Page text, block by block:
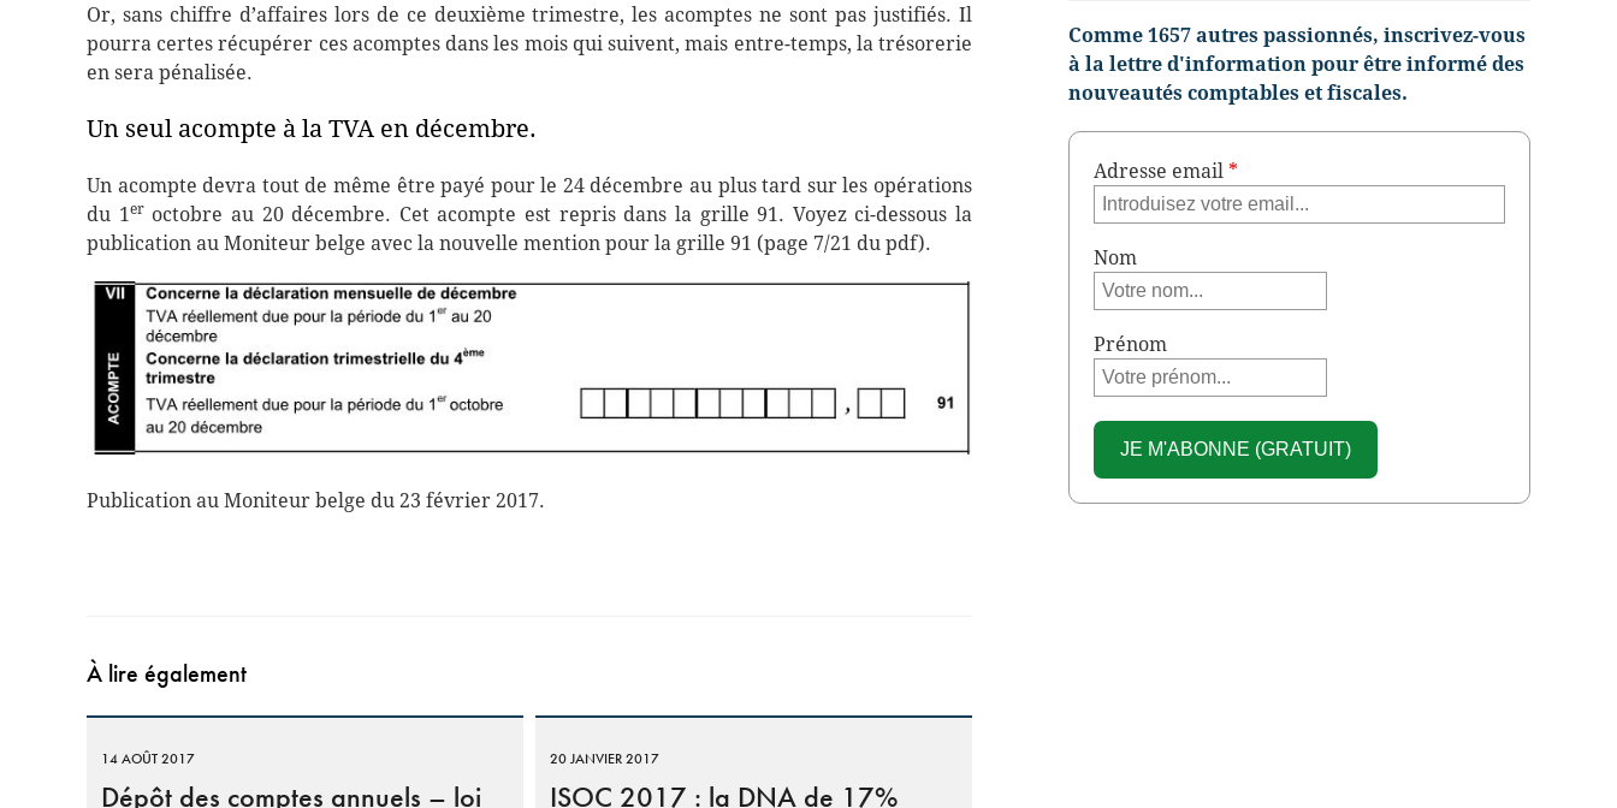
Or, sans chiffre d’affaires lors de ce deuxième trimestre, les acomptes ne sont pas justifiés. Il
pourra certes récupérer ces acomptes dans les mois qui suivent, mais entre-temps, la trésorerie
en sera pénalisée.
Un seul acompte à la TVA en décembre.
Un acompte devra tout de même être payé pour le 24 décembre au plus tard sur les opérations
du 1eroctobre au 20 décembre. Cet acompte est repris dans la grille 91. Voyez ci-dessous la
publication au Moniteur belge avec la nouvelle mention pour la grille 91 (page 7/21 du pdf).
Publication au Moniteur belge du 23 février 2017.
À lire également
14 AOÛT 2017
Dépôt des comptes annuels – loi
20 JANVIER 2017
ISOC 2017 : la DNA de 17%
Comme 1657 autres passionnés, inscrivez-vous
à la lettre d'information pour être informé des
nouveautés comptables et fiscales.
Adresse email *
Nom
Prénom